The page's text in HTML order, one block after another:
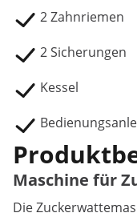
2 Zahnriemen
2 Sicherungen
Kessel
Maschine für
Die